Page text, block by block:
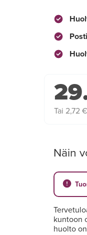
Tai 2,72
Näin
kuntoon
huolto